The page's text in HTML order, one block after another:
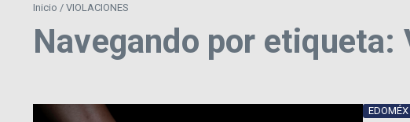
Inicio / VIOLACIONES
Navegando por etiqueta:
EDOMÉX